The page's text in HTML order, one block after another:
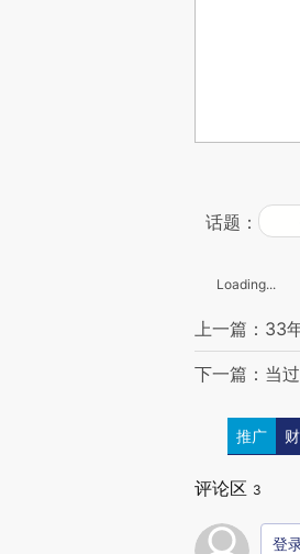
话题：
Loading...
上一篇：33
下一篇：当
推广
评论区 3
登